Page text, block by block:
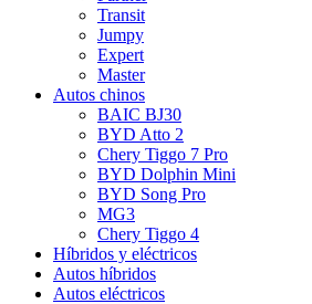
Transit
Jumpy
Expert
Master
Autos chinos
BAIC BJ30
BYD Atto 2
Chery Tiggo 7 Pro
BYD Dolphin Mini
BYD Song Pro
MG3
Chery Tiggo 4
Híbridos y eléctricos
Autos híbridos
Autos eléctricos